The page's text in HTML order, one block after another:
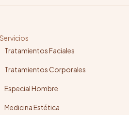
Servicios
Tratamientos Faciales
Tratamientos Corporales
Especial Hombre
Medicina Estética